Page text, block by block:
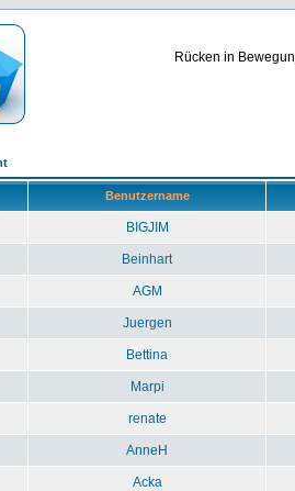
Rücken in
Benutzername
BIGJIM
Beinhart
AGM
Juergen
Bettina
Marpi
renate
AnneH
Acka